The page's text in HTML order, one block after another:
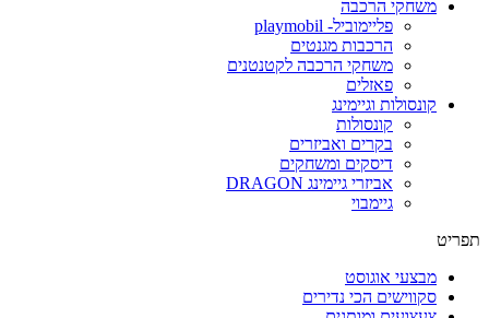
משחקי הרכבה
פליימוביל- playmobil
הרכבות מגנטים
משחקי הרכבה לקטנטנים
פאזלים
קונסולות וגיימינג
קונסולות
בקרים ואביזרים
דיסקים ומשחקים
אביזרי גיימינג DRAGON
גיימבוי
מבצעי אוגוסט
סקווישים הכי נדירים